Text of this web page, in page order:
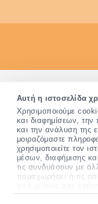
Αυτή η ιστοσελίδα
Χρησιμοποιούμε
και διαφημίσεων,
και την ανάλυση της
μοιραζόμαστε
χρησιμοποιείτε τον
μέσων, διαφήμισης
τις συνδυάσουν με
παραχωρήσει ή τις
Οποιαδήποτε
δεν
ασθένειας. Τα
μια ισορροπημένη
πρόληψη,
Συμβουλευτείτε τον
ακολουθείτε
αντιμετωπίζετε